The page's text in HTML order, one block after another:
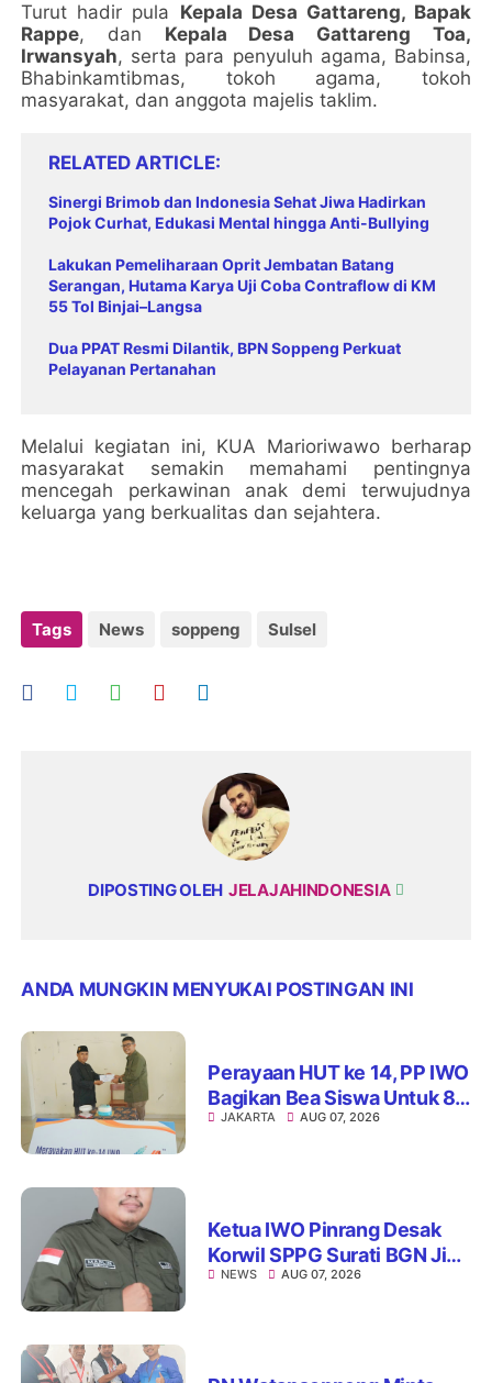
Turut hadir pula Kepala Desa Gattareng, Bapak
Rappe, dan Kepala Desa Gattareng Toa,
Irwansyah, serta para penyuluh agama, Babinsa,
Bhabinkamtibmas, tokoh agama, tokoh
masyarakat, dan anggota majelis taklim.
RELATED ARTICLE
Sinergi Brimob dan Indonesia Sehat Jiwa Hadirkan
Pojok Curhat, Edukasi Mental hingga Anti-Bullying
Lakukan Pemeliharaan Oprit Jembatan Batang
Serangan, Hutama Karya Uji Coba Contraflow di KM
55 Tol Binjai–Langsa
Dua PPAT Resmi Dilantik, BPN Soppeng Perkuat
Pelayanan Pertanahan
Melalui kegiatan ini, KUA Marioriwawo berharap
masyarakat semakin memahami pentingnya
mencegah perkawinan anak demi terwujudnya
keluarga yang berkualitas dan sejahtera.
Tags News soppeng Sulsel
DIPOSTING OLEH JELAJAHINDONESIA
ANDA MUNGKIN MENYUKAI POSTINGAN INI
Perayaan HUT ke 14, PP IWO
Bagikan Bea Siswa Untuk 8
Siswa SD Muhammadiyah
JAKARTA AUG 07, 2026
Ketua IWO Pinrang Desak
Korwil SPPG Surati BGN Jika
Ditemukan Dapur MBG Tak
NEWS AUG 07, 2026